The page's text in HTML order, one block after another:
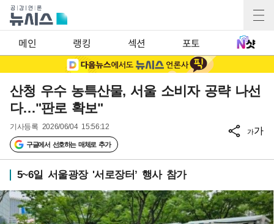
메인 랭킹 섹션 포토
산청 우수 농특산물, 서울 소비자 공략 나선
다…"판로 확보"
기사등록 2026/06/04 15:56:12
구글에서 선호하는 매체로 추가
가가
5~6일 서울광장 '서로장터’ 행사 참가